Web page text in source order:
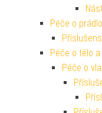
Péče o prádlo
Péče o tělo
Péče o